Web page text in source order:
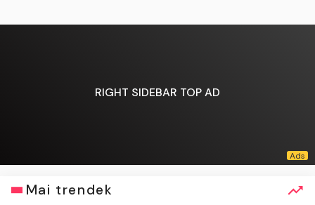
RIGHT SIDEBAR TOP AD
Mai trendek